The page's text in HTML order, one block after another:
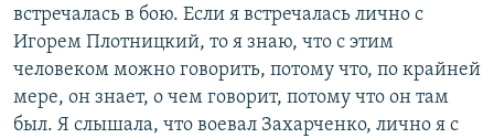
встречалась в бою. Если я встречалась лично с
Игорем Плотницкий, то я знаю, что с этим
человеком можно говорить, потому что, по крайней
мере, он знает, о чем говорит, потому что он там
был. Я слышала, что воевал Захарченко, лично я с